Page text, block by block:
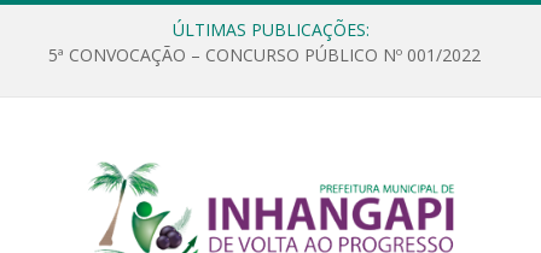
ÚLTIMAS PUBLICAÇÕES:
5ª CONVOCAÇÃO – CONCURSO PÚBLICO Nº 001/2022